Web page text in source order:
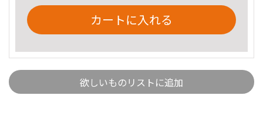
カートに入れる
欲しいものリストに追加